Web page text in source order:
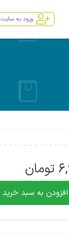
ورود به سایت
تومان
افزودن به سبد خرید